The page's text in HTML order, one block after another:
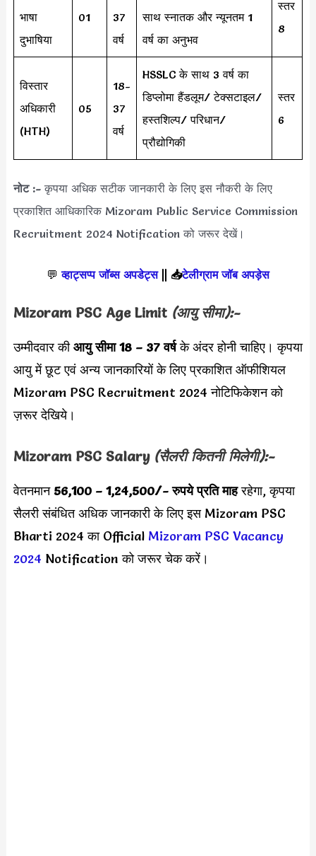
भाषा
दुभाषिया
01
37
वर्ष
साथ स्नातक और न्यूनतम 1
वर्ष का अनुभव
स्तर
8
विस्तार
अधिकारी
(HTH)
05
18-
37
वर्ष
HSSLC के साथ 3 वर्ष का
डिप्लोमा हैंडलूम/ टेक्सटाइल/
हस्तशिल्प/ परिधान/
प्रौद्योगिकी
स्तर
6
नोट :-कृपया अधिक सटीक जानकारी के लिए इस नौकरी के लिए
प्रकाशित आधिकारिक Mizoram Public Service Commission
Recruitment 2024 Notification को जरूर देखें।
💬 व्हाट्सप्प जॉब्स अपडेट्स|| 📥टेलीग्राम जॉब अपड़ेस
Mizoram PSC Age Limit (आयु सीमा):-
उम्मीदवार कीआयु सीमा 18 – 37 वर्षके अंदर होनी चाहिए। कृपया
आयु में छूट एवं अन्य जानकारियों के लिए प्रकाशित ऑफीशियल
Mizoram PSC Recruitment 2024 नोटिफिकेशन को
ज़रूर देखिये।
Mizoram PSC Salary (सैलरी कितनी मिलेगी):-
वेतनमान 56,100 – 1,24,500/- रुपये प्रति माहरहेगा, कृपया
सैलरी संबंधित अधिक जानकारी के लिए इस Mizoram PSC
Bharti 2024 का Official Mizoram PSC Vacancy
2024 Notification को जरूर चेक करें।